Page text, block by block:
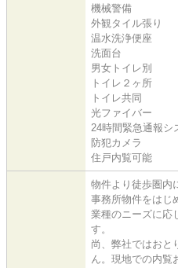
機械警備
外観タイル張り
温水洗浄便座
洗面台
男女トイレ別
トイレ２ヶ所
トイレ共同
光ファイバー
24時間緊急通報シ
防犯カメラ
住戸内覧可能
物件より徒歩圏内
事務所物件をはじ
業種のニーズに応
す。
尚、弊社ではおと
ん。現地での内覧